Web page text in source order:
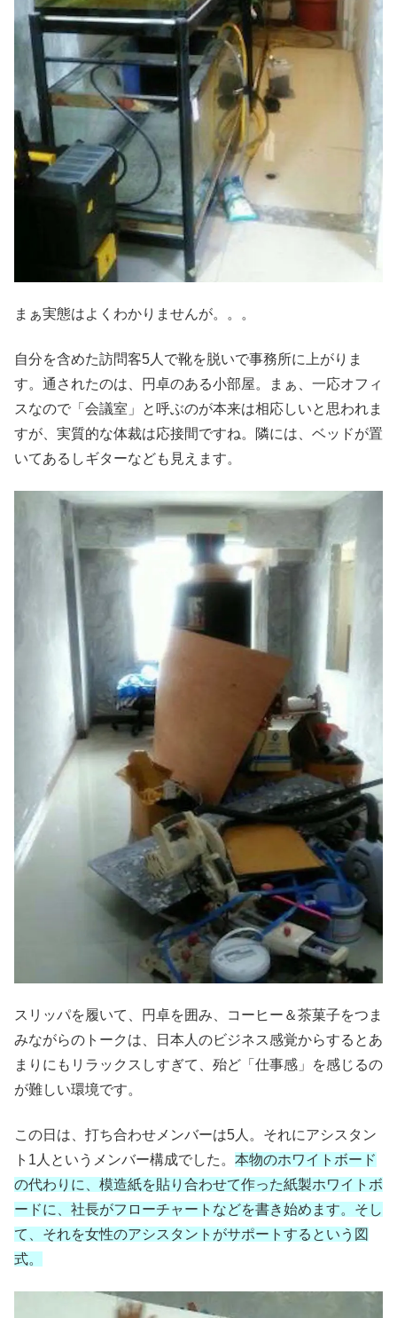
まぁ実態はよくわかりませんが。。。
自分を含めた訪問客5人で靴を脱いで事務所に上がりま
す。通されたのは、円卓のある小部屋。まぁ、一応オフィ
スなので「会議室」と呼ぶのが本来は相応しいと思われま
すが、実質的な体裁は応接間ですね。隣には、ベッドが置
いてあるしギターなども見えます。
スリッパを履いて、円卓を囲み、コーヒー＆茶菓子をつま
みながらのトークは、日本人のビジネス感覚からするとあ
まりにもリラックスしすぎて、殆ど「仕事感」を感じるの
が難しい環境です。
この日は、打ち合わせメンバーは5人。それにアシスタン
ト1人というメンバー構成でした。 本物のホワイトボード
の代わりに、模造紙を貼り合わせて作った紙製ホワイトボ
ードに、社長がフローチャートなどを書き始めます。そし
て、それを女性のアシスタントがサポートするという図
式。